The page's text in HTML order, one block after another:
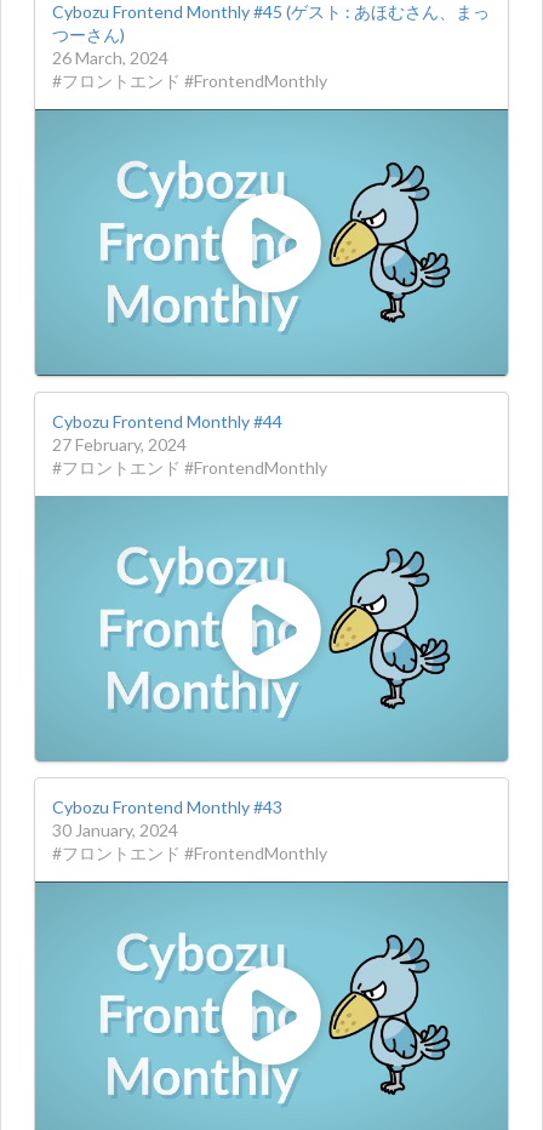
Cybozu Frontend Monthly #45 (ゲスト : あほむさん、まっ
つーさん)
26 March, 2024
#フロントエンド #FrontendMonthly
Cybozu Frontend Monthly #44
27 February, 2024
#フロントエンド #FrontendMonthly
Cybozu Frontend Monthly #43
30 January, 2024
#フロントエンド #FrontendMonthly